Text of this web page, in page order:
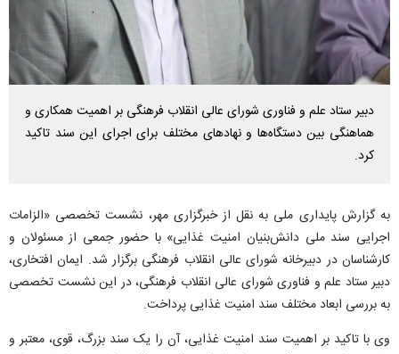
دبیر ستاد علم و فناوری شورای عالی انقلاب فرهنگی بر اهمیت همکاری و
هماهنگی بین دستگاه‌ها و نهادهای مختلف برای اجرای این سند تاکید
کرد.
به گزارش پایداری ملی به نقل از خبرگزاری مهر، نشست تخصصی «الزامات
اجرایی سند ملی دانش‌بنیان امنیت غذایی» با حضور جمعی از مسئولان و
کارشناسان در دبیرخانه شورای عالی انقلاب فرهنگی برگزار شد. ایمان افتخاری،
دبیر ستاد علم و فناوری شورای عالی انقلاب فرهنگی، در این نشست تخصصی
به بررسی ابعاد مختلف سند امنیت غذایی پرداخت.
وی با تاکید بر اهمیت سند امنیت غذایی، آن را یک سند بزرگ، قوی، معتبر و